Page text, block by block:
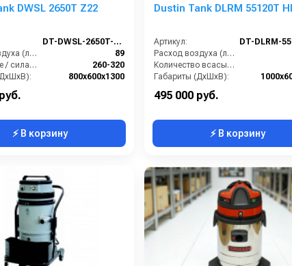
DWSL 2650T Z22
DT-DWSL-2650T-Z22
Расход воздуха (л/сек):
89
Разрежение / сила всасывания (мбар):
260-320
800х600х1300
⚡ В корзину
Dustin Tank DLRM 55120T
Артикул:
Расход воздуха (л/сек):
Количество всасывающих турбин (шт):
Габариты (ДхШхВ):
495 000 руб.
⚡ В корзину